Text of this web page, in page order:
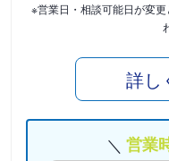
※営業日・相談可能日が変
詳し
営業